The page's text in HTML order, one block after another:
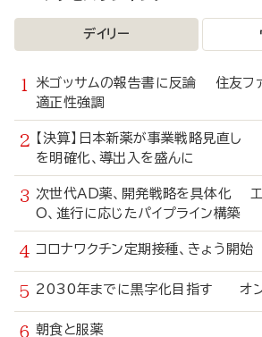
デイリー
米ゴッサムの報告書に反論 住友フ
適正性強調
【決算】日本新薬が事業戦略見直
を明確化、導出入を盛んに
次世代AD薬、開発戦略を具体化 エ
O、進行に応じたパイプライン構築
コロナワクチン定期接種、きょう
2030年までに黒字化目指す オン
朝食と服薬